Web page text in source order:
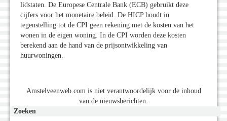
lidstaten. De Europese Centrale Bank (ECB) gebruikt deze
cijfers voor het monetaire beleid. De HICP houdt in
tegenstelling tot de CPI geen rekening met de kosten van het
wonen in de eigen woning. In de CPI worden deze kosten
berekend aan de hand van de prijsontwikkeling van
huurwoningen.
Amstelveenweb.com is niet verantwoordelijk voor de inhoud
van de nieuwsberichten.
Zoeken